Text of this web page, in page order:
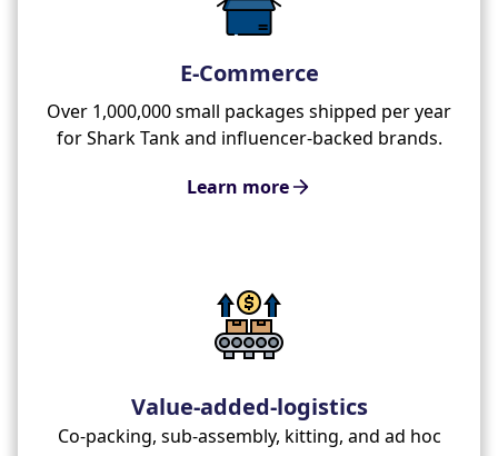
E-Commerce
Over 1,000,000 small packages shipped per year
for Shark Tank and influencer-backed brands.
Learn more
Value-added-logistics
Co-packing, sub-assembly, kitting, and ad hoc